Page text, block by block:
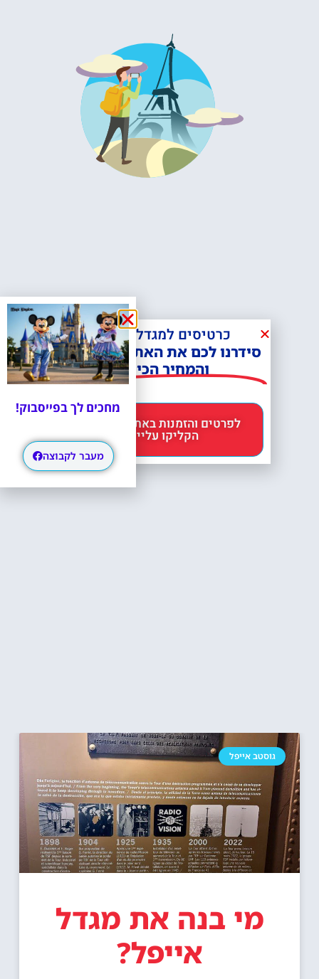
גוסטב אייפל
מי בנה את מגדל
אייפל?
כרטיסים למגדל אייפל?
סידרנו לכם את האתר הכי אמין -
והמחיר הכי זול!
הקליקו עליי 😊
מחכים לך בפייסבוק!
מעבר לקבוצה